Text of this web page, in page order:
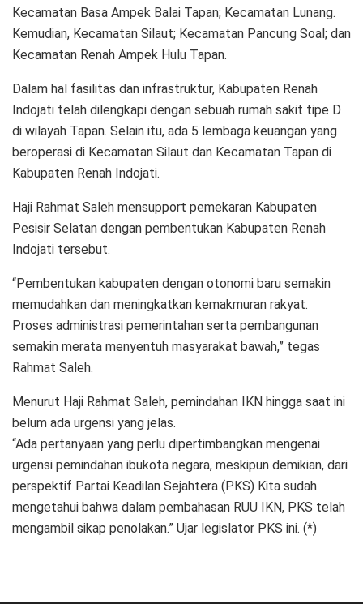
Kecamatan Basa Ampek Balai Tapan; Kecamatan Lunang.
Kemudian, Kecamatan Silaut; Kecamatan Pancung Soal; dan
Kecamatan Renah Ampek Hulu Tapan.
Dalam hal fasilitas dan infrastruktur, Kabupaten Renah
Indojati telah dilengkapi dengan sebuah rumah sakit tipe D
di wilayah Tapan. Selain itu, ada 5 lembaga keuangan yang
beroperasi di Kecamatan Silaut dan Kecamatan Tapan di
Kabupaten Renah Indojati.
Haji Rahmat Saleh mensupport pemekaran Kabupaten
Pesisir Selatan dengan pembentukan Kabupaten Renah
Indojati tersebut.
“Pembentukan kabupaten dengan otonomi baru semakin
memudahkan dan meningkatkan kemakmuran rakyat.
Proses administrasi pemerintahan serta pembangunan
semakin merata menyentuh masyarakat bawah,” tegas
Rahmat Saleh.
Menurut Haji Rahmat Saleh, pemindahan IKN hingga saat ini
belum ada urgensi yang jelas.
“Ada pertanyaan yang perlu dipertimbangkan mengenai
urgensi pemindahan ibukota negara, meskipun demikian, dari
perspektif Partai Keadilan Sejahtera (PKS) Kita sudah
mengetahui bahwa dalam pembahasan RUU IKN, PKS telah
mengambil sikap penolakan.” Ujar legislator PKS ini. (*)